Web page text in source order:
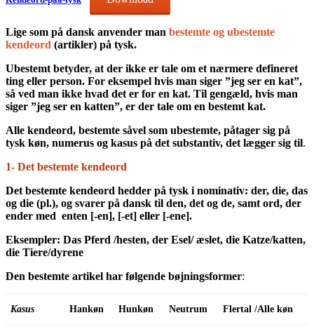
Lige som på dansk anvender man bestemte og ubestemte
kendeord (artikler) på tysk.
Ubestemt betyder, at der ikke er tale om et nærmere defineret
ting eller person. For eksempel hvis man siger ”jeg ser en kat”,
så ved man ikke hvad det er for en kat. Til gengæld, hvis man
siger ”jeg ser en katten”, er der tale om en bestemt kat.
Alle kendeord, bestemte såvel som ubestemte, påtager sig på
tysk køn, numerus og kasus på det substantiv, det lægger sig til.
1- Det bestemte kendeord
Det bestemte kendeord hedder på tysk i nominativ: der, die, das
og die (pl.), og svarer på dansk til den, det og de, samt ord, der
ender med enten [-en], [-et] eller [-ene].
Eksempler: Das Pferd /hesten, der Esel/ æslet, die Katze/katten,
die Tiere/dyrene
Den bestemte artikel har følgende bøjningsformer:
Kasus Hankøn Hunkøn Neutrum Flertal /Alle køn